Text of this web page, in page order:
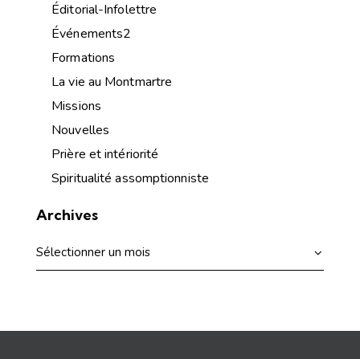
Éditorial-Infolettre
Événements2
Formations
La vie au Montmartre
Missions
Nouvelles
Prière et intériorité
Spiritualité assomptionniste
Archives